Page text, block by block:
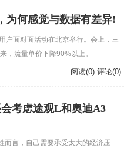
为何感觉与数据有差异!
户面对面活动在北京举行。会上，三
，流量单价下降90%以上。
阅读(0) 评论(0)
考虑途观L和奥迪A3
而言，自己需要承受太大的经济压